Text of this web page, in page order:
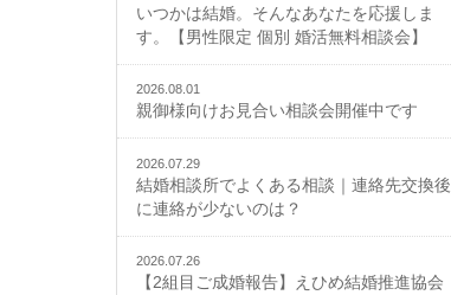
いつかは結婚。そんなあなたを応援しま
す。【男性限定 個別 婚活無料相談会】
2026.08.01
親御様向けお見合い相談会開催中です
2026.07.29
結婚相談所でよくある相談｜連絡先交換後
に連絡が少ないのは？
2026.07.26
【2組目ご成婚報告】えひめ結婚推進協会